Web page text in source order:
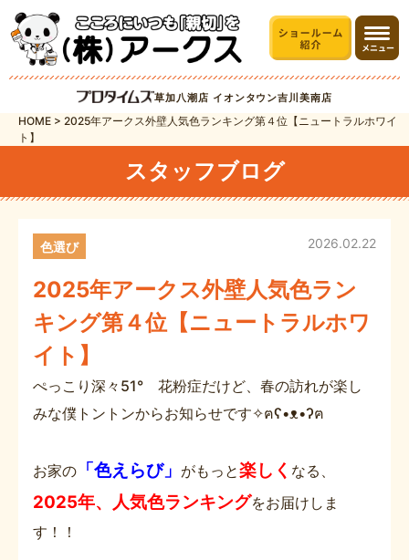
草加八潮店 イオンタウン吉川美南店
HOME > 2025年アークス外壁人気色ランキング第４位【ニュートラルホワイ
ト】
スタッフブログ
2025年アークス外壁人気色ラン
キング第４位【ニュートラルホワ
イト】
2026.02.22
色選び
ぺっこり深々51° 花粉症だけど、春の訪れが楽し
みな僕トントンからお知らせです✧ฅʕ•ᴥ•ʔฅ
お家の 「色えらび」 がもっと楽しく なる、
2025年、人気色ランキングをお届けしま
す！！